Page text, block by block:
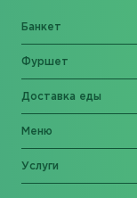
Банкет
Фуршет
Доставка еды
Меню
Услуги